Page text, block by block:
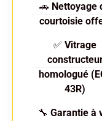
🚗 Nettoyage
courtoisie
✅ Vitrage
homologué
43R)
🔧 Garantie à